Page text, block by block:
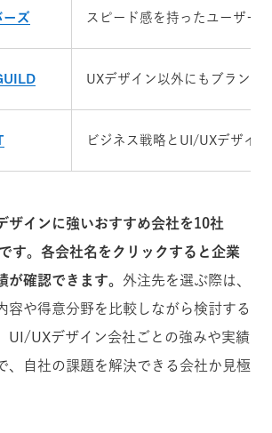
ーズ スピード感を持ったユーザー
UXデザイン以外にもブランデ
ビジネス戦略とUI/UXデザイ
ザインに強いおすすめ会社を10社
す。各会社名をクリックすると企業
が確認できます。 外注先を選ぶ際は、
容や得意分野を比較しながら検討する
UI/UXデザイン会社ごとの強みや実績
、自社の課題を解決できる会社か見極